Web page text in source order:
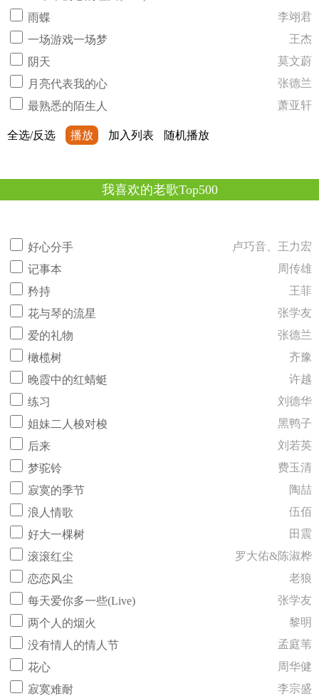
雨蝶
李翊君
一场游戏一场梦
王杰
阴天
莫文蔚
月亮代表我的心
张德兰
最熟悉的陌生人
萧亚轩
全选/反选 播放 加入列表 随机播放
我喜欢的老歌Top500
好心分手
卢巧音、王力宏
记事本
周传雄
矜持
王菲
花与琴的流星
张学友
爱的礼物
张德兰
橄榄树
齐豫
晚霞中的红蜻蜓
许越
练习
刘德华
姐妹二人梭对梭
黑鸭子
后来
刘若英
梦驼铃
费玉清
寂寞的季节
陶喆
浪人情歌
伍佰
好大一棵树
田震
滚滚红尘
罗大佑&陈淑桦
恋恋风尘
老狼
每天爱你多一些(Live)
张学友
两个人的烟火
黎明
没有情人的情人节
孟庭苇
花心
周华健
寂寞难耐
李宗盛